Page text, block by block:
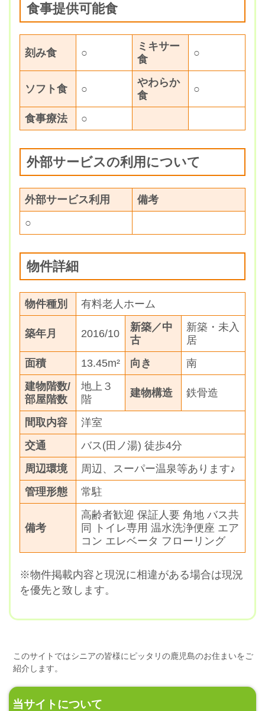
食事提供可能食
刻み食 ○
ミキサー
食
○
ソフト食 ○
やわらか
食
○
食事療法 ○
外部サービスの利用について
外部サービス利用
備考
○
物件詳細
物件種別 有料老人ホーム
築年月 2016/10
新築／中
古
新築・未入
居
面積
13.45m² 向き
南
建物階数/
部屋階数
地上３
階
建物構造 鉄骨造
間取内容
洋室
交通
バス(田ノ湯) 徒歩4分
周辺環境
周辺、スーパー温泉等あります♪
管理形態
常駐
備考
高齢者歓迎 保証人要 角地 バス共
同 トイレ専用 温水洗浄便座 エア
コン エレベータ フローリング
※物件掲載内容と現況に相違がある場合は現況
を優先と致します。
このサイトではシニアの皆様にピッタリの鹿児島のお住まいをご
紹介します。
当サイトについて